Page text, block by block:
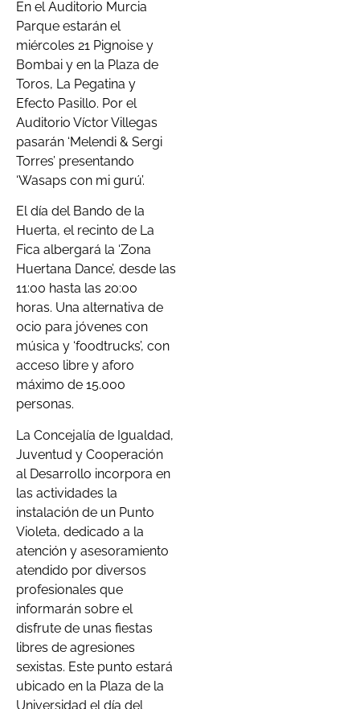
En el Auditorio Murcia
Parque estarán el
miércoles 21 Pignoise y
Bombai y en la Plaza de
Toros, La Pegatina y
Efecto Pasillo. Por el
Auditorio Víctor Villegas
pasarán ‘Melendi & Sergi
Torres’ presentando
‘Wasaps con mi gurú’.
El día del Bando de la
Huerta, el recinto de La
Fica albergará la ‘Zona
Huertana Dance’, desde las
11:00 hasta las 20:00
horas. Una alternativa de
ocio para jóvenes con
música y ‘foodtrucks’, con
acceso libre y aforo
máximo de 15.000
personas.
La Concejalía de Igualdad,
Juventud y Cooperación
al Desarrollo incorpora en
las actividades la
instalación de un Punto
Violeta, dedicado a la
atención y asesoramiento
atendido por diversos
profesionales que
informarán sobre el
disfrute de unas fiestas
libres de agresiones
sexistas. Este punto estará
ubicado en la Plaza de la
Universidad el día del